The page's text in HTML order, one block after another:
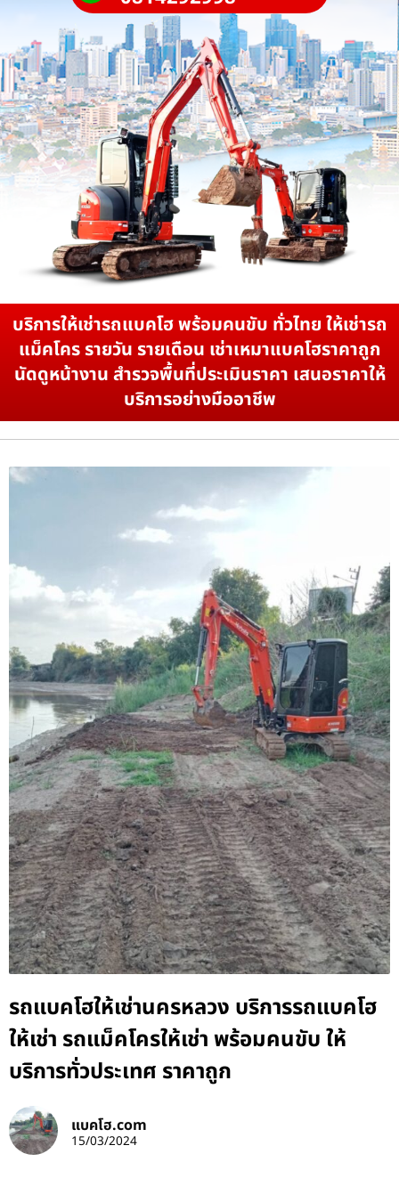
บริการให้เช่ารถแบคโฮ พร้อมคนขับ ทั่วไทย ให้เช่ารถ
แม็คโคร รายวัน รายเดือน เช่าเหมาแบคโฮราคาถูก
นัดดูหน้างาน สำรวจพื้นที่ประเมินราคา เสนอราคาให้
บริการอย่างมืออาชีพ
รถแบคโฮให้เช่านครหลวง บริการรถแบคโฮ
ให้เช่า รถแม็คโครให้เช่า พร้อมคนขับ ให้
บริการทั่วประเทศ ราคาถูก
แบคโฮ.com
15/03/2024